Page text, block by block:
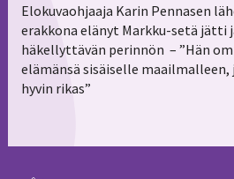
Elokuvaohjaaja Karin Pennasen
erakkona elänyt Markku-setä jätti
häkellyttävän perinnön – ”Hän
elämänsä sisäiselle maailmalleen,
hyvin rikas”